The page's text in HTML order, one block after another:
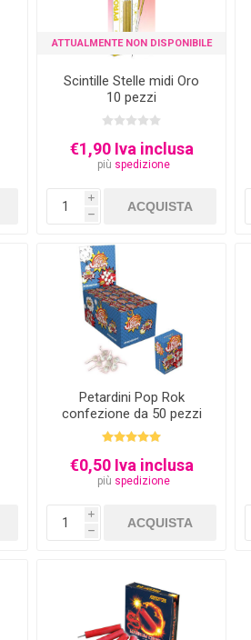
ATTUALMENTE NON DISPONIBILE
Scintille Stelle midi Oro
10 pezzi
€1,90 Iva inclusa
più spedizione
i
h
Petardini Pop Rok
confezione da 50 pezzi
€0,50 Iva inclusa
più spedizione
i
h